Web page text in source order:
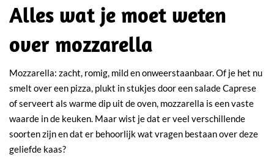
Alles wat je moet weten
over mozzarella
Mozzarella: zacht, romig, mild en onweerstaanbaar. Of je het nu
smelt over een pizza, plukt in stukjes door een salade Caprese
of serveert als warme dip uit de oven, mozzarella is een vaste
waarde in de keuken. Maar wist je dat er veel verschillende
soorten zijn en dat er behoorlijk wat vragen bestaan over deze
geliefde kaas?